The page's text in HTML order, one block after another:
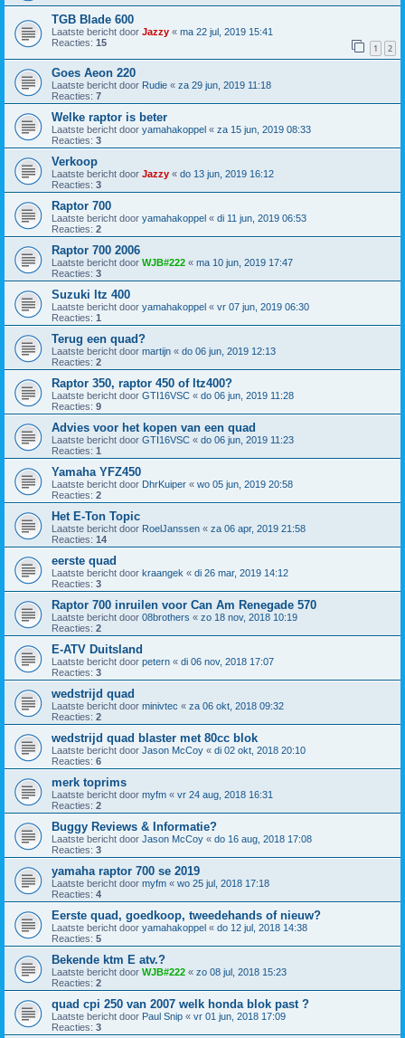
TGB Blade 600
Laatste bericht door Jazzy « ma 22 jul, 2019 15:41
Reacties: 15 1 2
Goes Aeon 220
Laatste bericht door Rudie « za 29 jun, 2019 11:18
Reacties: 7
Welke raptor is beter
Laatste bericht door yamahakoppel « za 15 jun, 2019 08:33
Reacties: 3
Verkoop
Laatste bericht door Jazzy « do 13 jun, 2019 16:12
Reacties: 3
Raptor 700
Laatste bericht door yamahakoppel « di 11 jun, 2019 06:53
Reacties: 2
Raptor 700 2006
Laatste bericht door WJB#222 « ma 10 jun, 2019 17:47
Reacties: 3
Suzuki ltz 400
Laatste bericht door yamahakoppel « vr 07 jun, 2019 06:30
Reacties: 1
Terug een quad?
Laatste bericht door martijn « do 06 jun, 2019 12:13
Reacties: 2
Raptor 350, raptor 450 of ltz400?
Laatste bericht door GTI16VSC « do 06 jun, 2019 11:28
Reacties: 9
Advies voor het kopen van een quad
Laatste bericht door GTI16VSC « do 06 jun, 2019 11:23
Reacties: 1
Yamaha YFZ450
Laatste bericht door DhrKuiper « wo 05 jun, 2019 20:58
Reacties: 2
Het E-Ton Topic
Laatste bericht door RoelJanssen « za 06 apr, 2019 21:58
Reacties: 14
eerste quad
Laatste bericht door kraangek « di 26 mar, 2019 14:12
Reacties: 3
Raptor 700 inruilen voor Can Am Renegade 570
Laatste bericht door 08brothers « zo 18 nov, 2018 10:19
Reacties: 2
E-ATV Duitsland
Laatste bericht door petern « di 06 nov, 2018 17:07
Reacties: 3
wedstrijd quad
Laatste bericht door minivtec « za 06 okt, 2018 09:32
Reacties: 2
wedstrijd quad blaster met 80cc blok
Laatste bericht door Jason McCoy « di 02 okt, 2018 20:10
Reacties: 6
merk toprims
Laatste bericht door myfm « vr 24 aug, 2018 16:31
Reacties: 2
Buggy Reviews & Informatie?
Laatste bericht door Jason McCoy « do 16 aug, 2018 17:08
Reacties: 3
yamaha raptor 700 se 2019
Laatste bericht door myfm « wo 25 jul, 2018 17:18
Reacties: 4
Eerste quad, goedkoop, tweedehands of nieuw?
Laatste bericht door yamahakoppel « do 12 jul, 2018 14:38
Reacties: 5
Bekende ktm E atv.?
Laatste bericht door WJB#222 « zo 08 jul, 2018 15:23
Reacties: 2
quad cpi 250 van 2007 welk honda blok past ?
Laatste bericht door Paul Snip « vr 01 jun, 2018 17:09
Reacties: 3